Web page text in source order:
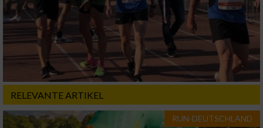
RELEVANTE ARTIKEL
RUN-DEUTSCHLAND
Verwendung von Profilen zur Auswahl
personalisierter Werbung
Erstellung von Profilen zur Personalisierung
von Inhalten
Verwendung von Profilen zur Auswahl
Messung der Werbeleistung